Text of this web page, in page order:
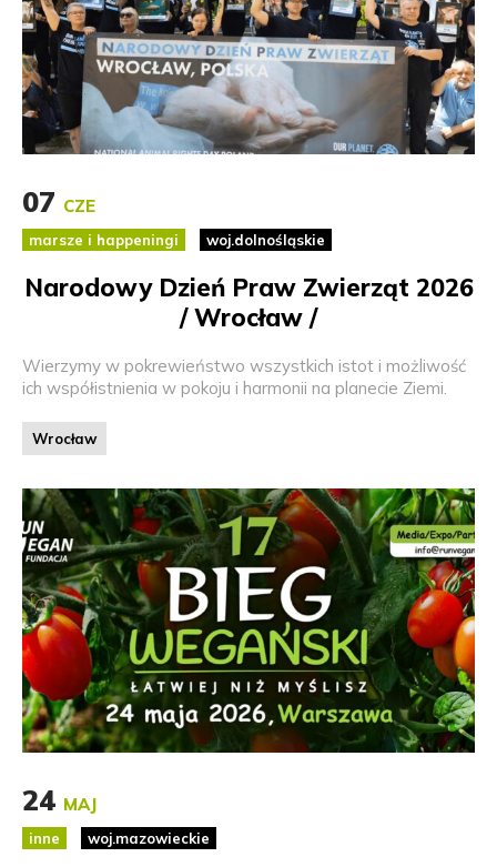
07 CZE
marsze i happeningi woj.dolnośląskie
Narodowy Dzień Praw Zwierząt 2026
/ Wrocław /
Wierzymy w pokrewieństwo wszystkich istot i możliwość
ich współistnienia w pokoju i harmonii na planecie Ziemi.
Wrocław
24 MAJ
inne woj.mazowieckie